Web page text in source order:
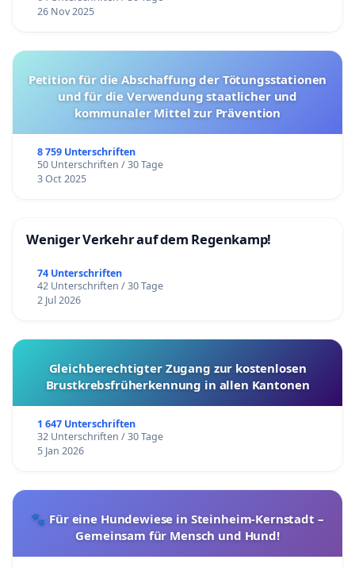
26 Nov 2025
Petition für die Abschaffung der Tötungsstationen
und für die Verwendung staatlicher und
kommunaler Mittel zur Prävention
8 759 Unterschriften
50 Unterschriften / 30 Tage
3 Oct 2025
Weniger Verkehr auf dem Regenkamp!
74 Unterschriften
42 Unterschriften / 30 Tage
2 Jul 2026
Gleichberechtigter Zugang zur kostenlosen
Brustkrebsfrüherkennung in allen Kantonen
1 647 Unterschriften
32 Unterschriften / 30 Tage
5 Jan 2026
🐾 Für eine Hundewiese in Steinheim-Kernstadt –
Gemeinsam für Mensch und Hund!